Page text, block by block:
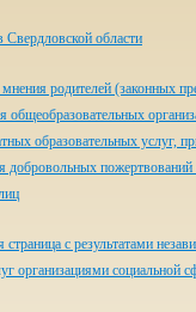
области
родителей (законных
общеобразовательных
образовательных услуг,
добровольных
с результатами
организациями социальной